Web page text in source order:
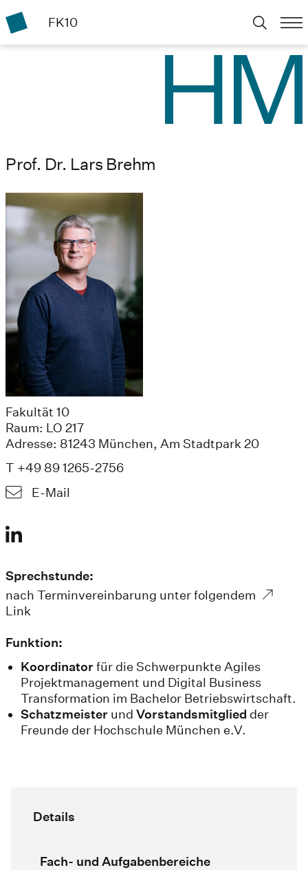
FK10
Prof. Dr. Lars Brehm
Fakultät 10
Raum: LO 217
Adresse: 81243 München, Am Stadtpark 20
T +49 89 1265-2756
E-Mail
Sprechstunde:
nach Terminvereinbarung unter folgendem
Link
Funktion:
Koordinatorfür die Schwerpunkte Agiles
Projektmanagement und Digital Business
Transformation im Bachelor Betriebswirtschaft.
Schatzmeister und Vorstandsmitglied der
Freunde der Hochschule München e.V.
Details
Fach- und Aufgabenbereiche